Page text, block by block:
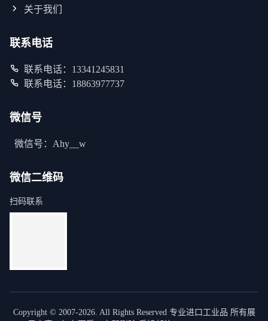
关于我们
联系电话
联系电话：13341245831
联系电话：18863977737
微信号
微信号：Ahy__w
微信二维码
扫码联系
Copyright © 2007-2026. All Rights Reserved 专业进口工业品 所有展